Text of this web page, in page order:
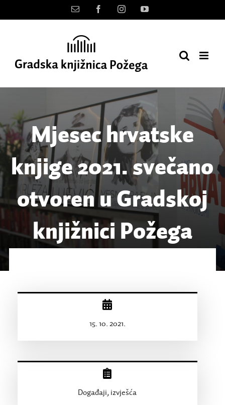
to
Kontakt FacebookInstagramYouTube
Mjesec hrvatske
knjige 2021. svečano
otvoren u Gradskoj
knjižnici Požega
15. 10. 2021.
Događaji, izvješća